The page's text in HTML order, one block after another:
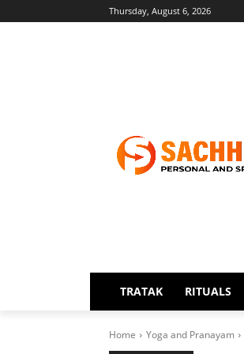
Thursday, August 6, 2026
TRATAK RITUALS
Home Yoga and Pranayam